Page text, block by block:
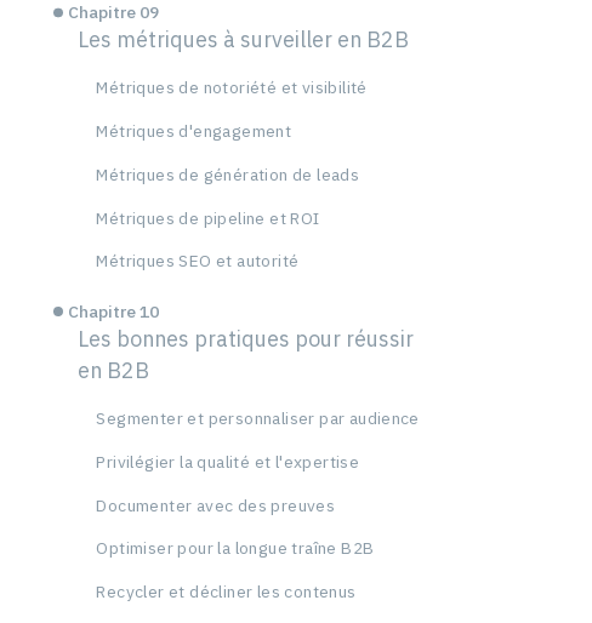
Chapitre 09
Les métriques à surveiller en B2B
Métriques de notoriété et visibilité
Métriques d'engagement
Métriques de génération de leads
Métriques de pipeline et ROI
Métriques SEO et autorité
Chapitre 10
Les bonnes pratiques pour réussir
en B2B
Segmenter et personnaliser par audience
Privilégier la qualité et l'expertise
Documenter avec des preuves
Optimiser pour la longue traîne B2B
Recycler et décliner les contenus